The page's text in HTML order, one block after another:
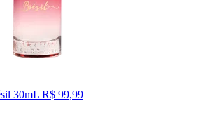
30mL R$ 99,99